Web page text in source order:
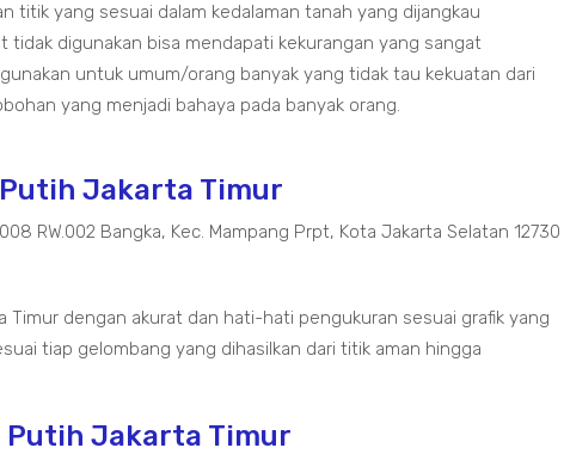
titik yang sesuai dalam kedalaman tanah yang dijangkau
tidak digunakan bisa mendapati kekurangan yang sangat
untuk umum/orang banyak yang tidak tau kekuatan dari
yang menjadi bahaya pada banyak orang.
Putih Jakarta Timur
RW.002 Bangka, Kec. Mampang Prpt, Kota Jakarta Selatan 12730
Timur dengan akurat dan hati-hati pengukuran sesuai grafik yang
tiap gelombang yang dihasilkan dari titik aman hingga
Putih Jakarta Timur